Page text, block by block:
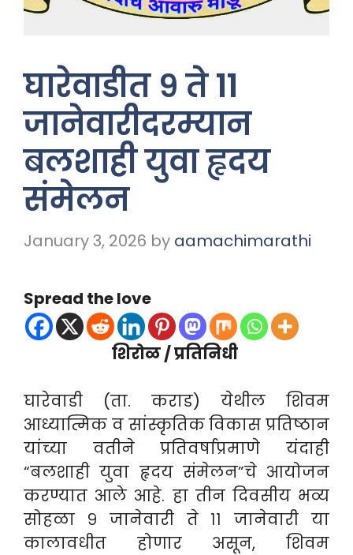
घारेवाडीत ९ ते ११
जानेवारीदरम्यान
बलशाही युवा हृदय
संमेलन
January 3, 2026 by aamachimarathi
Spread the love
शिरोळ / प्रतिनिधी
घारेवाडी (ता. कराड) येथील शिवम
आध्यात्मिक व सांस्कृतिक विकास प्रतिष्ठान
यांच्या वतीने प्रतिवर्षाप्रमाणे यंदाही
“बलशाही युवा हृदय संमेलन”चे आयोजन
करण्यात आले आहे. हा तीन दिवसीय भव्य
सोहळा ९ जानेवारी ते ११ जानेवारी या
कालावधीत होणार असून, शिवम